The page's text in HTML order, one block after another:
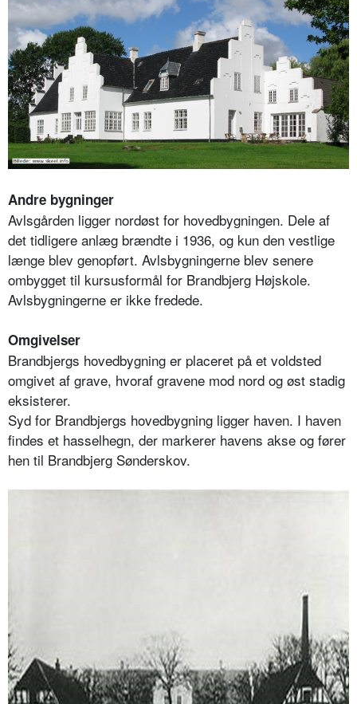
Andre bygninger
Avlsgården ligger nordøst for hovedbygningen. Dele af
det tidligere anlæg brændte i 1936, og kun den vestlige
længe blev genopført. Avlsbygningerne blev senere
ombygget til kursusformål for Brandbjerg Højskole.
Avlsbygningerne er ikke fredede.
Omgivelser
Brandbjergs hovedbygning er placeret på et voldsted
omgivet af grave, hvoraf gravene mod nord og øst stadig
eksisterer.
Syd for Brandbjergs hovedbygning ligger haven. I haven
findes et hasselhegn, der markerer havens akse og fører
hen til Brandbjerg Sønderskov.